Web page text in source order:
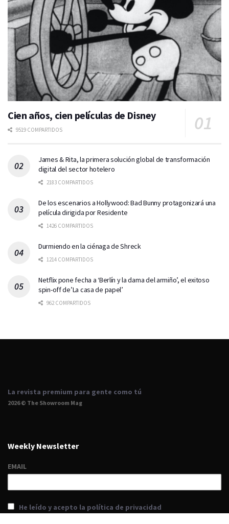
Cien años, cien películas de Disney
9519 COMPARTIDOS
James & Rita, la primera solución global de transformación
digital del sector hotelero
2183 COMPARTIDOS
De los escenarios a Hollywood: Bad Bunny protagonizará una
película dirigida por Residente
1426 COMPARTIDOS
Durmiendo en la ciénaga de Shreck
1214 COMPARTIDOS
Netflix pone fecha a ‘Berlín y la dama del armiño’, el exitoso
spin-off de’La casa de papel’
962 COMPARTIDOS
La revista premium para gente como tú
2026 © The Showroom Mag
Weekly Newsletter
EMAIL
He leído y acepto la política de privacidad